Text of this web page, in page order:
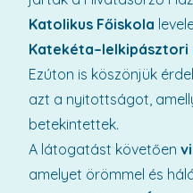
Katolikus Főiskola
Katekéta–lelkipásztori
Ezúton is köszönjük
azt a nyitottságot,
betekintettek.
A látogatást követően
amelyet örömmel és